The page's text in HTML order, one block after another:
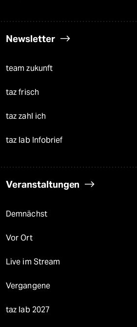
Newsletter
team zukunft
taz frisch
taz zahl ich
taz lab Infobrief
Veranstaltungen
Demnächst
Vor Ort
Live im Stream
Vergangene
taz lab 2027